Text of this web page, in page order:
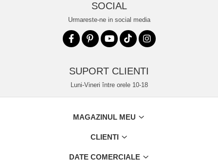
SOCIAL
Urmareste-ne in social media
SUPORT CLIENTI
Luni-Vineri între orele 10-18
MAGAZINUL MEU
CLIENTI
DATE COMERCIALE